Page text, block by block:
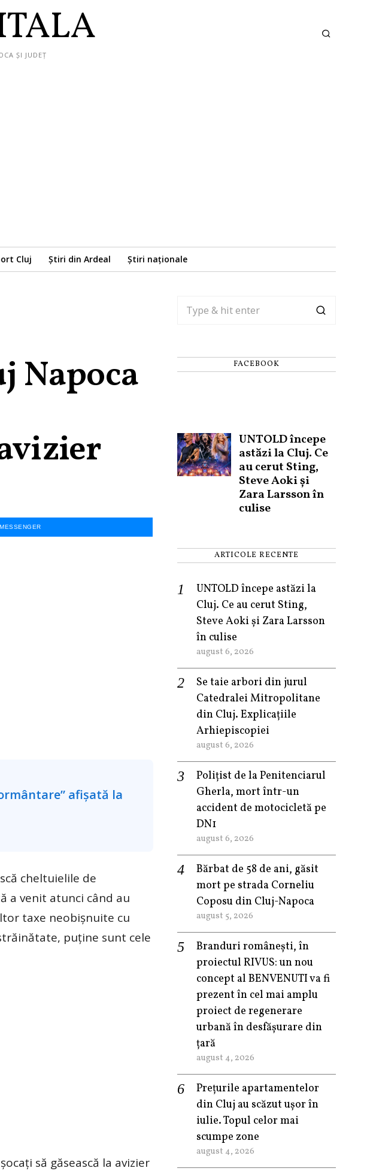
ȘI JUDEȚ
Cluj Știri din Ardeal Știri naționale
Napoca
MESSENGER
cheltuielile de
a venit atunci când au
taxe neobișnuite cu
puține sunt cele
să găsească la avizier
FACEBOOK
UNTOLD începe
astăzi la Cluj. Ce
au cerut Sting,
Steve Aoki și
Zara Larsson în
culise
ARTICOLE RECENTE
UNTOLD începe astăzi la
Cluj. Ce au cerut Sting,
Steve Aoki și Zara Larsson
în culise
august 6, 2026
Se taie arbori din jurul
Catedralei Mitropolitane
din Cluj. Explicațiile
Arhiepiscopiei
august 6, 2026
Polițist de la Penitenciarul
Gherla, mort într-un
accident de motocicletă pe
DN1
august 6, 2026
Bărbat de 58 de ani, găsit
mort pe strada Corneliu
Coposu din Cluj-Napoca
august 5, 2026
Branduri românești, în
proiectul RIVUS: un nou
concept al BENVENUTI va fi
prezent în cel mai amplu
proiect de regenerare
urbană în desfășurare din
țară
august 4, 2026
Prețurile apartamentelor
din Cluj au scăzut ușor în
iulie. Topul celor mai
scumpe zone
august 4, 2026